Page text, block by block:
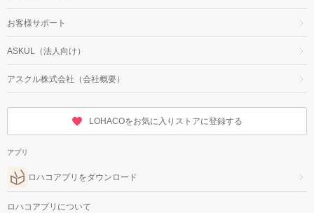
お客様サポート
ASKUL（法人向け）
アスクル株式会社（会社概要）
LOHACOをお気に入りストアに登録する
アプリ
ロハコアプリをダウンロード
ロハコアプリについて